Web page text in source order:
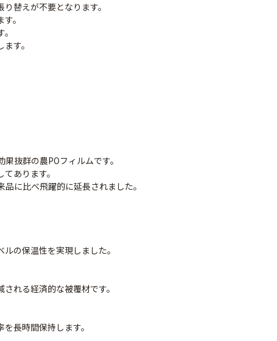
POフィルム（AG自
替えが不要となります。
。
す。
抜群の農POフィルムです。
あります。
に比べ飛躍的に延長されました。
の保温性を実現しました。
れる経済的な被覆材です。
長時間保持します。